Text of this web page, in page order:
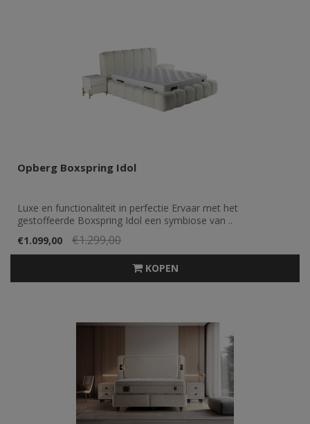
Opberg Boxspring Idol
Luxe en functionaliteit in perfectie Ervaar met het
gestoffeerde Boxspring Idol een symbiose van ..
€1.099,00
€1.299,00
KOPEN